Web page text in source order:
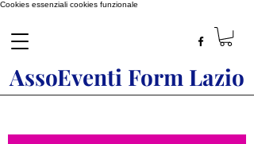
Cookies essenziali cookies funzionale
AssoEventi Form Lazio